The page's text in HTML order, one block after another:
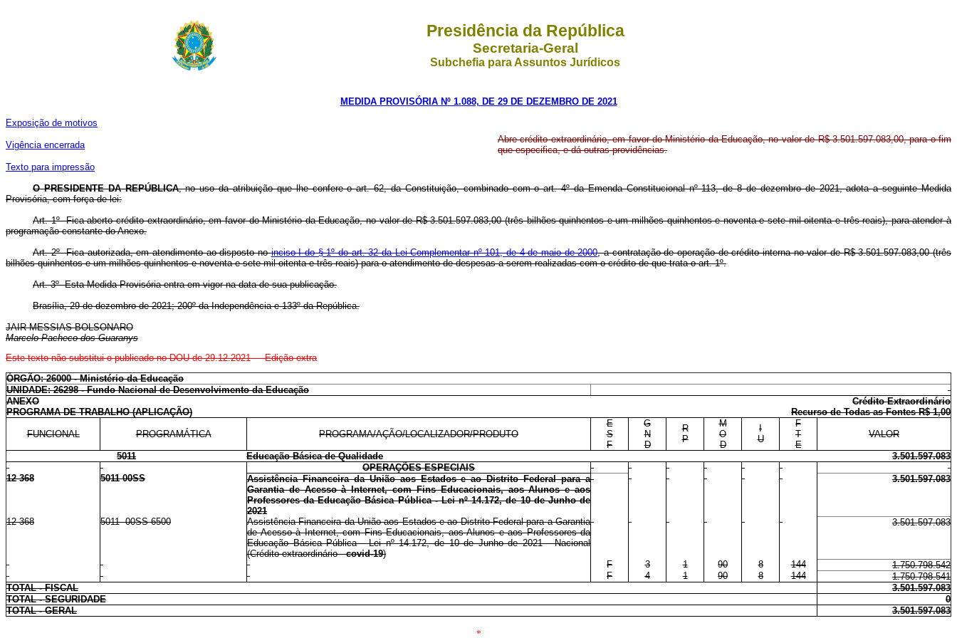
Presidência da República
Secretaria-Geral
Subchefia para Assuntos Jurídicos
MEDIDA PROVISÓRIA Nº 1.088, DE 29 DE DEZEMBRO DE 2021
Exposição de motivos
Vigência encerrada
Texto para impressão
Abre crédito extraordinário, em favor do Ministério da Educação, no valor de R$ 3.501.597.083,00, para o fim
que especifica, e dá outras providências.
O PRESIDENTE DA REPÚBLICA, no uso da atribuição que lhe confere o art. 62, da Constituição, combinado com o art. 4º da Emenda Constitucional nº 113, de 8 de dezembro de 2021, adota a seguinte Medida
Provisória, com força de lei:
Art. 1º Fica aberto crédito extraordinário, em favor do Ministério da Educação, no valor de R$ 3.501.597.083,00 (três bilhões quinhentos e um milhões quinhentos e noventa e sete mil oitenta e três reais), para atender à
programação constante do Anexo.
Art. 2º Fica autorizada, em atendimento ao disposto noinciso I do § 1º do art. 32 da Lei Complementar nº 101, de 4 de maio de 2000, a contratação de operação de crédito interna no valor de R$ 3.501.597.083,00 (três
bilhões quinhentos e um milhões quinhentos e noventa e sete mil oitenta e três reais) para o atendimento de despesas a serem realizadas com o crédito de que trata o art. 1º.
Art. 3º Esta Medida Provisória entra em vigor na data de sua publicação.
Brasília, 29 de dezembro de 2021; 200º da Independência e 133º da República.
JAIR MESSIAS BOLSONARO
Marcelo Pacheco dos Guaranys
Este texto não substitui o publicado no DOU de 29.12.2021 - Edição extra
ÓRGÃO: 26000 - Ministério da Educação
UNIDADE: 26298 - Fundo Nacional de Desenvolvimento da Educação
ANEXO
Crédito Extraordinário
PROGRAMA DE TRABALHO (APLICAÇÃO)
Recurso de Todas as Fontes R$ 1,00
FUNCIONAL PROGRAMÁTICA PROGRAMA/AÇÃO/LOCALIZADOR/PRODUTO
E
S
F
G
N
D
R
P
M
O
D
I
U
F
T
E
VALOR
5011 Educação Básica de Qualidade
3.501.597.083
OPERAÇÕES ESPECIAIS
12 368
5011 00SS
Assistência Financeira da União aos Estados e ao Distrito Federal para a
Garantia de Acesso à Internet, com Fins Educacionais, aos Alunos e aos
Professores da Educação Básica Pública - Lei nº 14.172, de 10 de Junho de
2021
3.501.597.083
12 368 5011 00SS 6500
Assistência Financeira da União aos Estados e ao Distrito Federal para a Garantia
de Acesso à Internet, com Fins Educacionais, aos Alunos e aos Professores da
Educação Básica Pública - Lei nº 14.172, de 10 de Junho de 2021 - Nacional
(Crédito extraordinário -covid-19)
3.501.597.083
F 3 1 90 8 144
1.750.798.542
F
4 1 90 8 144
1.750.798.541
TOTAL - FISCAL
3.501.597.083
TOTAL - SEGURIDADE
0
TOTAL - GERAL
3.501.597.083
*